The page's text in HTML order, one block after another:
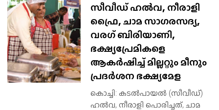
സീവീഡ് ഹൽവ, നീരാളി
ഫ്രൈ, ചാമ സാഗരസദ്യ,
വരഗ് ബിരിയാണി,
ഭക്ഷ്യപ്രേമികളെ
ആകർഷിച്ച് മില്ലറ്റും മീനും
പ്രദർശന ഭക്ഷ്യമേള
കൊച്ചി: കടൽപായൽ (സീവീഡ്)
ഹൽവ, നീരാളി പൊരിച്ചത്, ചാമ